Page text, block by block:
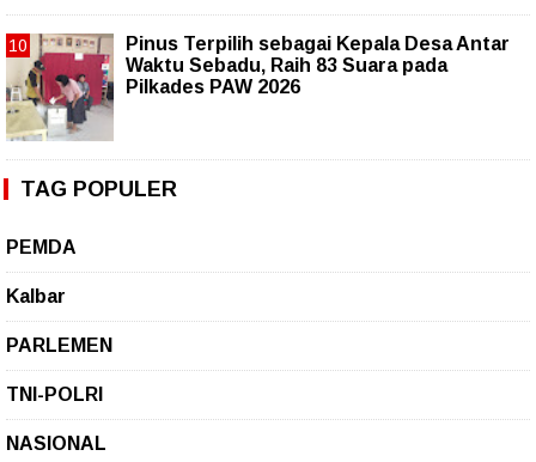
Pinus Terpilih sebagai Kepala Desa Antar
Waktu Sebadu, Raih 83 Suara pada
Pilkades PAW 2026
TAG POPULER
PEMDA
Kalbar
PARLEMEN
TNI-POLRI
NASIONAL